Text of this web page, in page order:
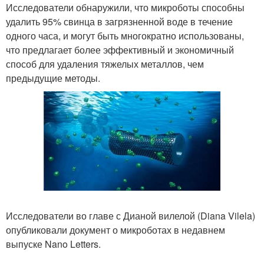
Исследователи обнаружили, что микроботы способны
удалить 95% свинца в загрязненной воде в течение
одного часа, и могут быть многократно использованы,
что предлагает более эффективный и экономичный
способ для удаления тяжелых металлов, чем
предыдущие методы.
Исследователи во главе с Дианой вилелой (Diana Vilela)
опубликовали документ о микроботах в недавнем
выпуске Nano Letters.